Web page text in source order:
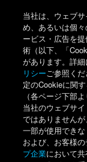
当社は、ウェブ
め、あるいは個
ービス・広告を
術（以下、「
があります。詳
リシーご参照く
定のCookieに関
（各ページ下部
当社のウェブサ
ではありません
一部が使用できな
および、お客様
プ企業において